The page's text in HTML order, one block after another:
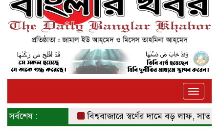
Toggle
সর্বশেষ : বিশ্ববাজারে স্বর্ণের দামে বড় লাফ, সাত